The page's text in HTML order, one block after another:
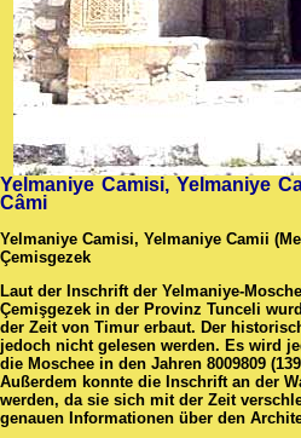
Yelmaniye Camisi, Yelmaniye
Câmi
Yelmaniye Camisi, Yelmaniye Camii
Çemisgezek
Laut der Inschrift der Yelmaniye-
Çemişgezek in der Provinz Tunceli
der Zeit von Timur erbaut. Der
jedoch nicht gelesen werden. Es wird
die Moschee in den Jahren 8009809
Außerdem konnte die Inschrift an der
werden, da sie sich mit der Zeit
genauen Informationen über den